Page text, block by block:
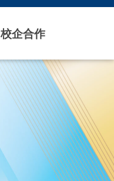
校企合作